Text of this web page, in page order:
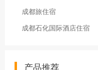
成都旅住宿
成都石化国际酒店住宿
产品推荐